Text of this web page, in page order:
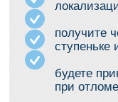
ЗАДАТЬ
Остались
Напишите в наш
разобраться